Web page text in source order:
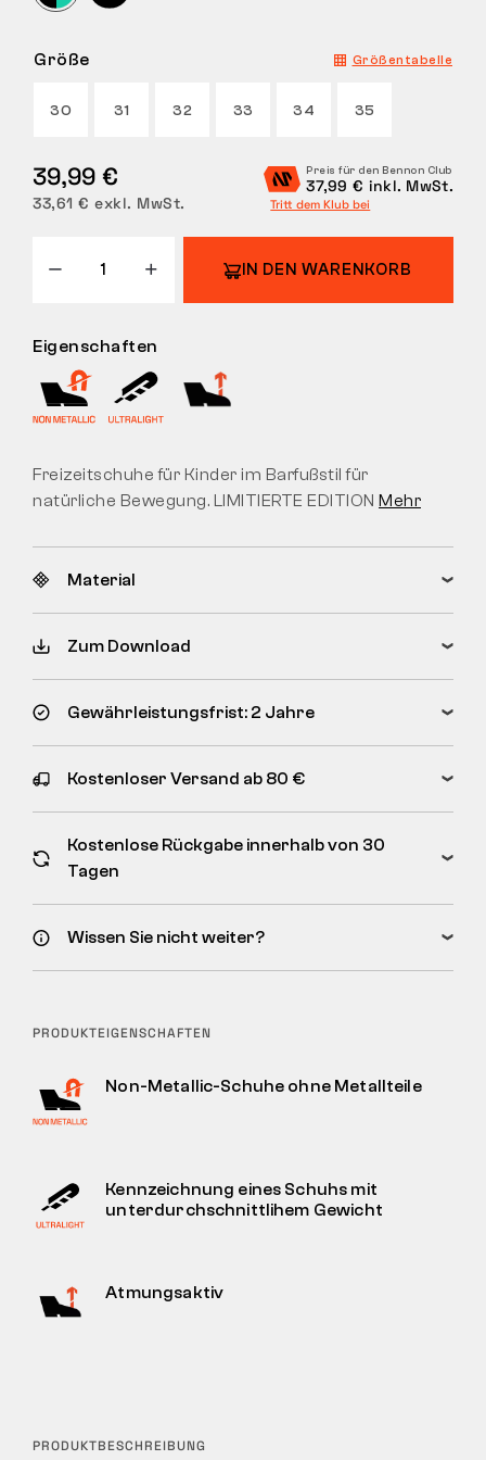
Größe Größentabelle
30 31 32 33 34 35
39,99 €
33,61 € exkl. MwSt.
Preis für den Bennon Club
37,99 € inkl. MwSt.
Tritt dem Klub bei
IN DEN WARENKORB
Eigenschaften
Freizeitschuhe für Kinder im Barfußstil für
natürliche Bewegung. LIMITIERTE EDITION Mehr
Material
Zum Download
Gewährleistungsfrist: 2 Jahre
Kostenloser Versand ab 80 €
Kostenlose Rückgabe innerhalb von 30
Tagen
Wissen Sie nicht weiter?
PRODUKTEIGENSCHAFTEN
Non-Metallic-Schuhe ohne Metallteile
Kennzeichnung eines Schuhs mit
unterdurchschnittlihem Gewicht
Atmungsaktiv
PRODUKTBESCHREIBUNG